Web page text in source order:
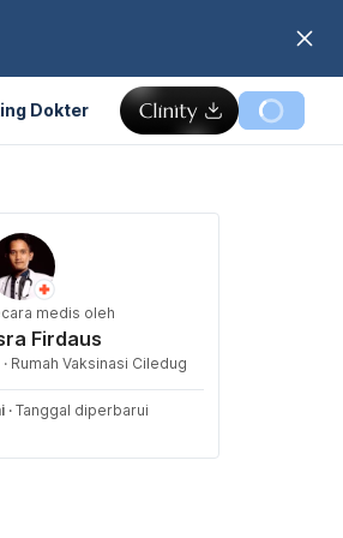
Dokter
medis oleh
Firdaus
Rumah Vaksinasi Ciledug
· Tanggal diperbarui